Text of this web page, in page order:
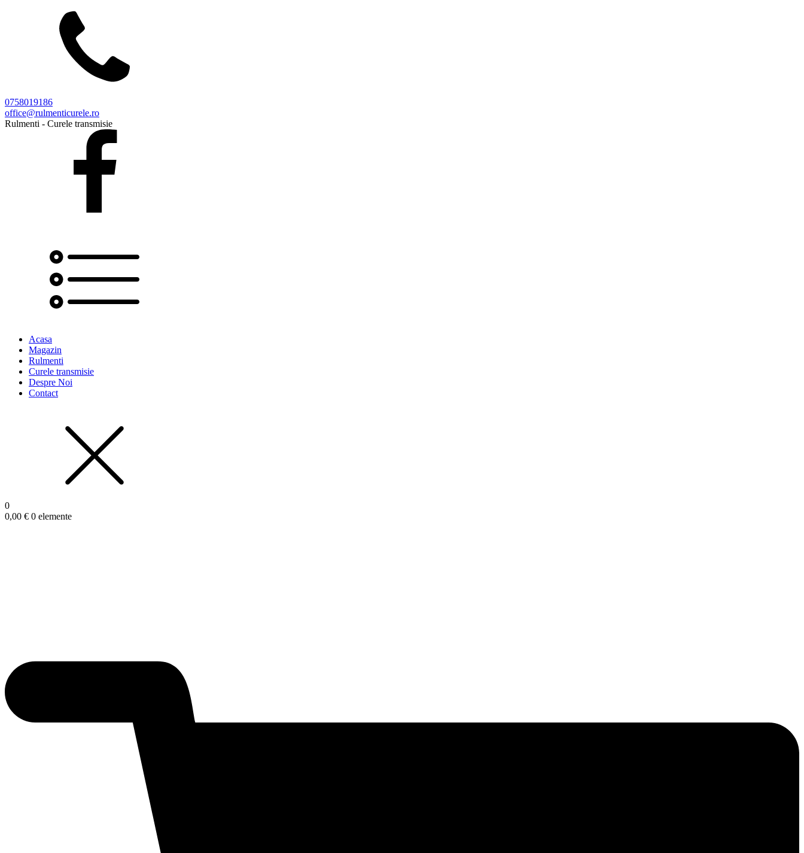
0758019186
office@rulmenticurele.ro
Rulmenti - Curele transmisie
Acasa
Magazin
Rulmenti
Curele transmisie
Despre Noi
Contact
0
0,00 € 0 elemente